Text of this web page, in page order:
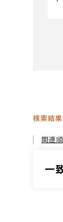
検索結果
関連順
一